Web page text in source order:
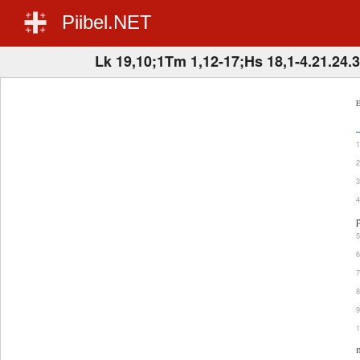
Piibel.NET
Lk 19,10;1Tm 1,12-17;Hs 18,1-
1
2
3
4
5
6
7
8
9